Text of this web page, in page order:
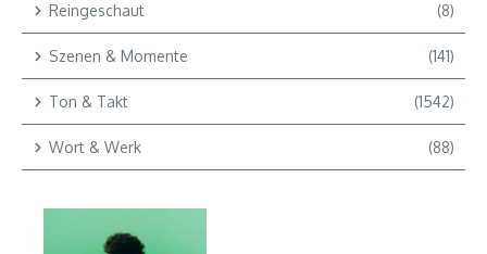
Reingeschaut (8)
Szenen & Momente (141)
Ton & Takt (1542)
Wort & Werk (88)